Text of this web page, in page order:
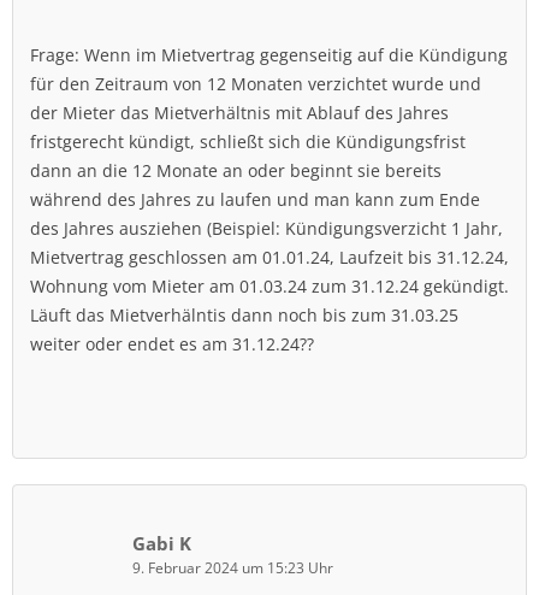
Frage: Wenn im Mietvertrag gegenseitig auf die Kündigung
für den Zeitraum von 12 Monaten verzichtet wurde und
der Mieter das Mietverhältnis mit Ablauf des Jahres
fristgerecht kündigt, schließt sich die Kündigungsfrist
dann an die 12 Monate an oder beginnt sie bereits
während des Jahres zu laufen und man kann zum Ende
des Jahres ausziehen (Beispiel: Kündigungsverzicht 1 Jahr,
Mietvertrag geschlossen am 01.01.24, Laufzeit bis 31.12.24,
Wohnung vom Mieter am 01.03.24 zum 31.12.24 gekündigt.
Läuft das Mietverhälntis dann noch bis zum 31.03.25
weiter oder endet es am 31.12.24??
Gabi K
9. Februar 2024 um 15:23 Uhr